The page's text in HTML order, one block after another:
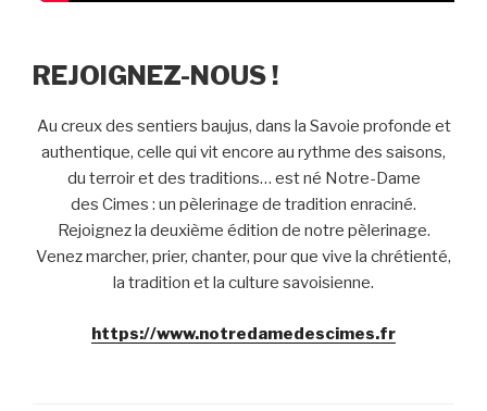
REJOIGNEZ-NOUS !
Au creux des sentiers baujus, dans la Savoie profonde et
authentique, celle qui vit encore au rythme des saisons,
du terroir et des traditions… est né Notre-Dame
des Cimes : un pèlerinage de tradition enraciné.
Rejoignez la deuxième édition de notre pèlerinage.
Venez marcher, prier, chanter, pour que vive la chrétienté,
la tradition et la culture savoisienne.
https://www.notredamedescimes.fr